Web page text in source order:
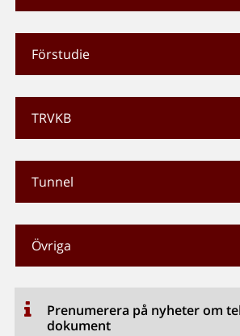
Förstudie
TRVKB
Tunnel
Övriga
Prenumerera på nyheter om
dokument